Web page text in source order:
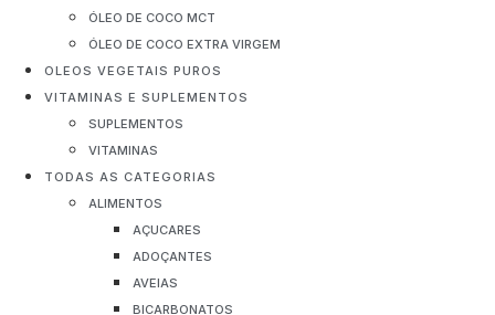
ÓLEO DE COCO MCT
ÓLEO DE COCO EXTRA VIRGEM
OLEOS VEGETAIS PUROS
VITAMINAS E SUPLEMENTOS
SUPLEMENTOS
VITAMINAS
TODAS AS CATEGORIAS
ALIMENTOS
AÇUCARES
ADOÇANTES
AVEIAS
BICARBONATOS